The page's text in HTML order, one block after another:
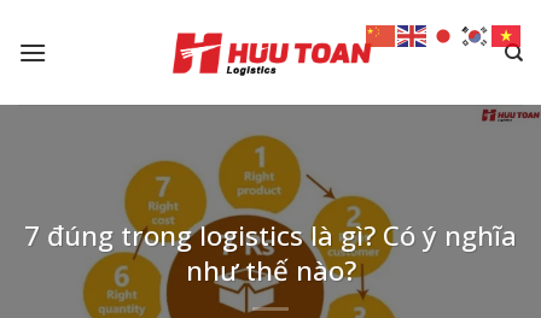
7 đúng trong logistics là gì? Có ý nghĩa
như thế nào?